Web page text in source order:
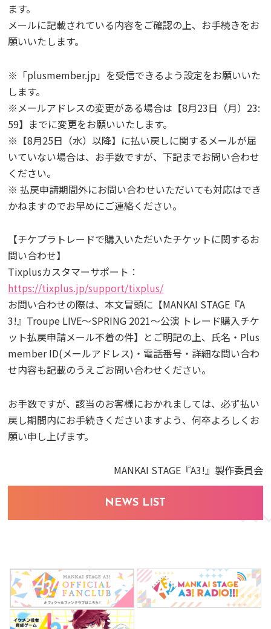
ます。
メールに記載されている内容をご確認の上、お手続きをお
願いいたします。
※「plusmember.jp」を受信できるよう設定をお願いいた
します。
※メールアドレスの変更がある場合は【8月23日（月）23:
59】までに変更をお願いいたします。
※【8月25日（水）以降】に払い戻しに関するメールが届
いていない場合は、お手数ですが、下記までお問い合わせ
ください。
※ 払戻申請期間外にお問い合わせいただいても対応はでき
かねますのでお早めにご連絡ください。
【チケプラトレードで購入いただいたチケットに関するお
問い合わせ】
Tixplusカスタマーサポート：
https://tixplus.jp/support/tixplus/
お問い合わせの際は、本文冒頭に【MANKAI STAGE『A
3!』Troupe LIVE～SPRING 2021～公演 トレード購入チケ
ット払戻申請メール不着の件】とご明記の上、氏名・Plus
member ID(メールアドレス)・電話番号・詳細な問い合わ
せ内容も記載のうえごお問い合わせください。
お手数ですが、該当のお客様におかれましては、必ず払い
戻し期間内にお手続きくださいますよう、何卒よろしくお
願い申し上げます。
MANKAI STAGE『A3!』製作委員会
NEWS LIST